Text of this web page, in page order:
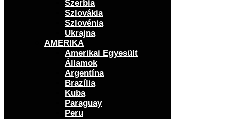
Szerbia
Szlovákia
Szlovénia
Ukrajna
AMERIKA
Amerikai Egyesült
Államok
Argentína
Brazília
Kuba
Paraguay
Peru